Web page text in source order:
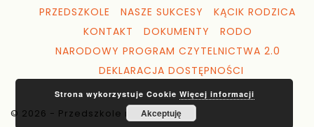
PRZEDSZKOLE
NASZE SUKCESY
KĄCIK RODZICA
KONTAKT
DOKUMENTY
RODO
NARODOWY PROGRAM CZYTELNICTWA 2.0
DEKLARACJA DOSTĘPNOŚCI
© 2026 - Przedszkole nr 1 Tuchola
Strona wykorzystuje Cookie Więcej informacji
Akceptuję